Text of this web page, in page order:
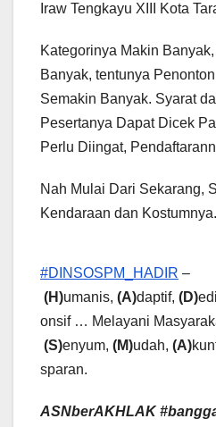
Iraw Tengkayu XIII Kota
Kategorinya Makin
Banyak, tentunya
Semakin Banyak. Syarat
Pesertanya Dapat Dicek
Perlu Diingat,
Nah Mulai Dari Sekarang,
Kendaraan dan Kostumnya.
#DINSOSPM_HADIR –
(H)umanis, (A)daptif, (D)
onsif … Melayani
(S)enyum, (M)udah, (A)
sparan.
ASNberAKHLAK